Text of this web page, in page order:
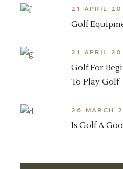
21 APRIL
Golf
21 APRIL
Golf For
To Play Golf
26 MARCH
Is Golf A